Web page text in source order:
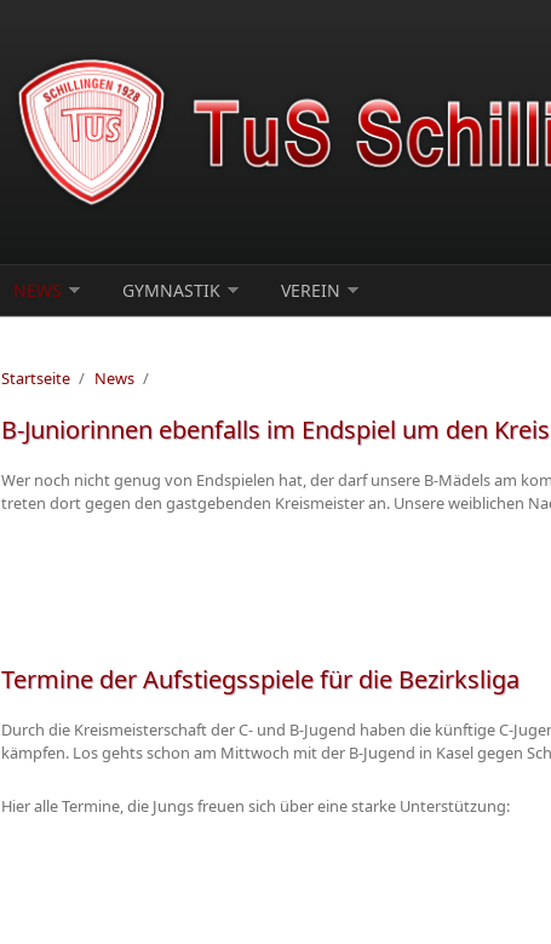
NEWS GYMNASTIK VEREIN
Startseite / News /
B-Juniorinnen ebenfalls im Endspiel um den
Wer noch nicht genug von Endspielen hat, der darf unsere B-Mädels am
treten dort gegen den gastgebenden Kreismeister an. Unsere weiblichen
Termine der Aufstiegsspiele für die Bezirksliga
Durch die Kreismeisterschaft der C- und B-Jugend haben die künftige C-
kämpfen. Los gehts schon am Mittwoch mit der B-Jugend in Kasel gegen
Hier alle Termine, die Jungs freuen sich über eine starke Unterstützung: